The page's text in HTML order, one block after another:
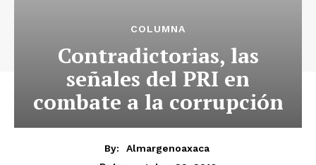
COLUMNA
Contradictorias, las
señales del PRI en
combate a la corrupción
By:
Almargenoaxaca